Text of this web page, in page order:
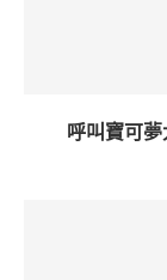
呼叫寶可